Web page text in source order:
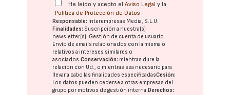
He leído y acepto elAviso Legal y la
Política de Protección de Datos
Responsable: Interempresas Media, S.L.U.
Finalidades: Suscripción a nuestra(s)
newsletter(s). Gestión de cuenta de usuario.
Envío de emails relacionados con la misma o
relativos a intereses similares o
asociados.Conservación: mientras dure la
relación con Ud., o mientras sea necesario para
llevar a cabo las finalidades especificadasCesión:
Los datos pueden cederse a otras empresas del
grupo por motivos de gestión interna. Derechos: